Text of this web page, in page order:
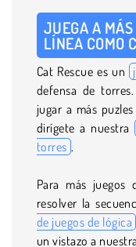
JUEGA A MÁS
LÍNEA COMO
Cat Rescue es un
defensa de
jugar a más
dirígete a nuestra
torres .
Para más juegos
resolver la
de juegos de lógica
un vistazo a